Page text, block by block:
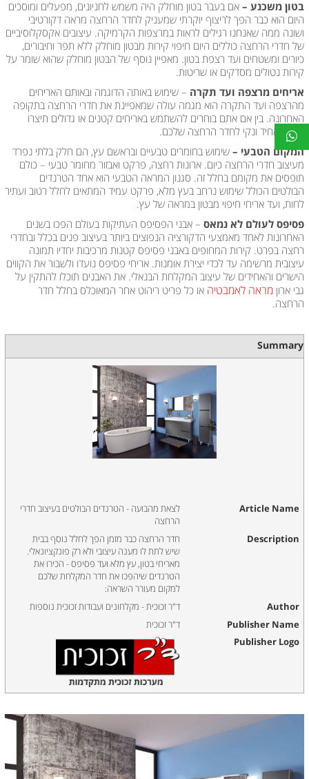
בטון משכנע – אם בעבר בטון מוחלק היה משמש לחניונים, מפעלים ומוסכים
היום הוא כבר הפך לריצוף יוקרתי שמעניק לחדר הרחצה מראה דקורטיבי
ושונה ממה שאנחנו רגילים לראות במרצפות הקרמיקה. עיצובים אקסקלוסיביים
של חדרי הרחצה כוללים היום חיפוי קירות מבטון מוחלק ללא תפר וחיבורים,
כיורים ומשטחים ועד רצפת בטון. מאפיין נוסף של הבטון מוחלק שהוא שומר על
קירות נטולים מסדקים או שריטות.
אריחים מרצפה ועד תקרה – שימוש באותה הדוגמה ובאותם האריחים
מהרצפה ועד התקרה הוא מגמה עולה שמאפיינת את חדרי הרחצה בתקופה
האחרונה. בין אם אתם בוחרים להשתמש באריחים קטנים או גדולים תיצרו
מראה אחיד ונקי לחדר הרחצה שלכם.
המקום הטבעי – שימוש בחומרים טבעיים ובראשם עץ, הם חלק בלתי נפרד
מעיצוב חדרי הרחצה כיום. ארונות רחצה, פרקט ואבזור מחומר טבעי – כולם
תופסים את מקומם בחלל זה. סגנון המראה הטבעי הוא אחד הטרנדים
הבולטים הכולל שימוש נרחב בעץ מלא, פרקט עמיד המתאים לחלל רטוב ועתיר
לחות, ועד אריחי חיפוי מבטון במראה של עץ.
פסיפס לעולם לא נמאס – אבני הפסיפס העתיקות בעולם הפכו בשנים
האחרונות לאחד מאמצעי הדקורציה הנפוצים ביותר בעיצוב פנים בכלל ובחדרי
רחצה בפרט. קירות המחופים באבני פסיפס קטנות מרכיבות יחדיו תמונה
עיצובית מרשימה עד לכדי יצירת אומנות. אריחי פסיפס נועדו ולשבור את הקווים
הישרים והאחידים של עיצוב המקלחת הבנאלי. את האבנים תוכלו להתקין על
גבי ארון מראה לאמבטיה או כל פריט ריהוט אחר המאוכלס בחלל חדר
הרחצה.
Summary
Article Name
לצאת מהבועה - הטרנדים הבולטים בעיצוב חדרי
הרחצה
Description
חדר הרחצה כבר מזמן הפך לחלל נוסף בבית
שיש לתת לו מענה עיצובי ולא רק פונקציונאלי.
מאריחי בטון, עץ מלא ועד פסיפס - הכירו את
הטרנדים שיהפכו את חדר המקלחת שלכם
למקום מעורר השראה:
Author ד"ר זכוכית - מקלחונים ועבודות זכוכית נוספות
Publisher Name ד"ר זכוכית
Publisher Logo